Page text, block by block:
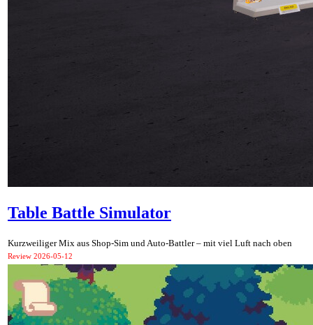
Table Battle Simulator
Kurzweiliger Mix aus Shop-Sim und Auto-Battler – mit viel Luft nach oben
Review 2026-05-12